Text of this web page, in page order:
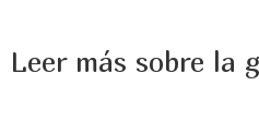
Leer más sobre la